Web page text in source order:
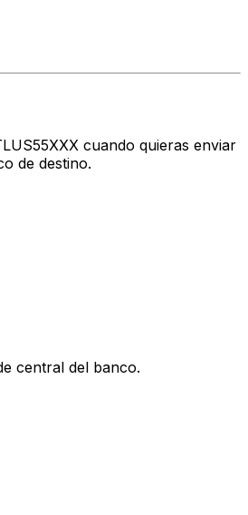
cuando quieras enviar
de destino.
central del banco.